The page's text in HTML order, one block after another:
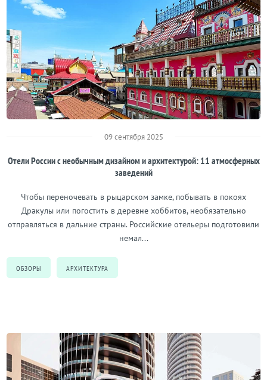
09 сентября 2025
Отели России с необычным дизайном и архитектурой: 11 атмосферных
заведений
Чтобы переночевать в рыцарском замке, побывать в покоях
Дракулы или погостить в деревне хоббитов, необязательно
отправляться в дальние страны. Российские отельеры подготовили
немал...
ОБЗОРЫ АРХИТЕКТУРА